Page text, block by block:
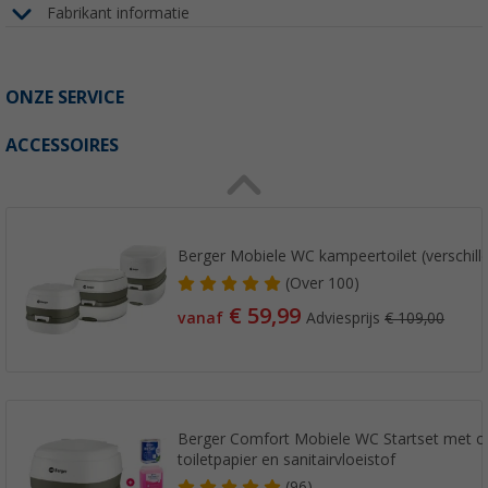
Fabrikant informatie
ONZE SERVICE
ACCESSOIRES
Berger Mobiele WC kampeertoilet
(Over100)
vanaf € 59,99Adviesprijs€ 109,00
Berger Comfort Mobiele WC Startset met
toiletpapier en sanitairvloeistof